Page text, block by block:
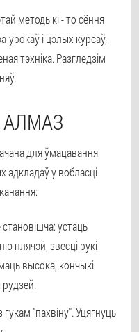
методыкі - то сёння
урокаў і цэлых курсаў,
тэхніка. Разгледзім
для ўмацавання
адкладаў у вобласці
устаць
плячэй, звесці рукі
высока, кончыкі
"пахвіну". Уцягнуць